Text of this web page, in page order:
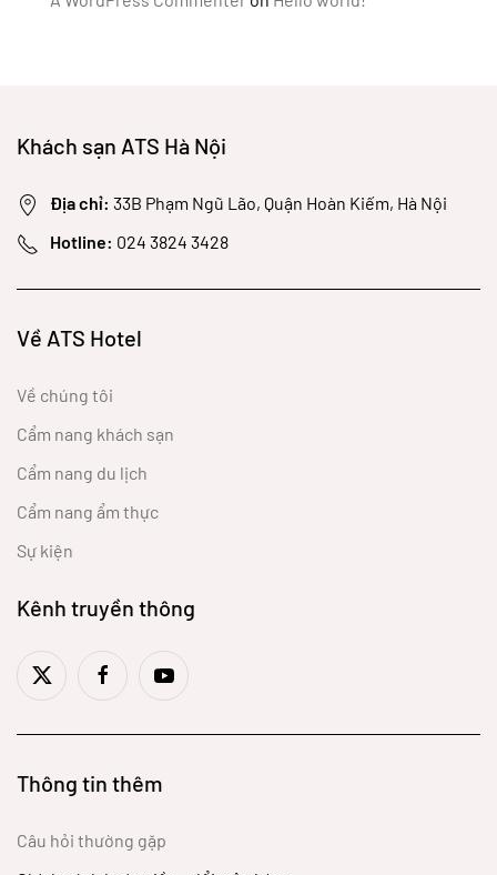
Khách sạn ATS Hà Nội
Địa chỉ: 33B Phạm Ngũ Lão, Quận Hoàn Kiếm, Hà Nội
Hotline: 024 3824 3428
Về ATS Hotel
Về chúng tôi
Cẩm nang khách sạn
Cẩm nang du lịch
Cẩm nang ẩm thực
Sự kiện
Kênh truyền thông
Thông tin thêm
Câu hỏi thường gặp